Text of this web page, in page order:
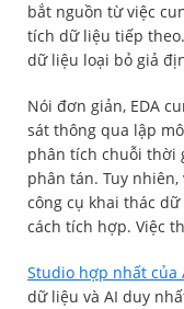
bắt nguồn từ việc
tích dữ liệu tiếp
dữ liệu loại bỏ giả
Nói đơn giản, EDA
sát thông qua lập
phân tích chuỗi thời
phân tán. Tuy
công cụ khai thác
cách tích hợp. Việc
Studio hợp nhất của
dữ liệu và AI duy